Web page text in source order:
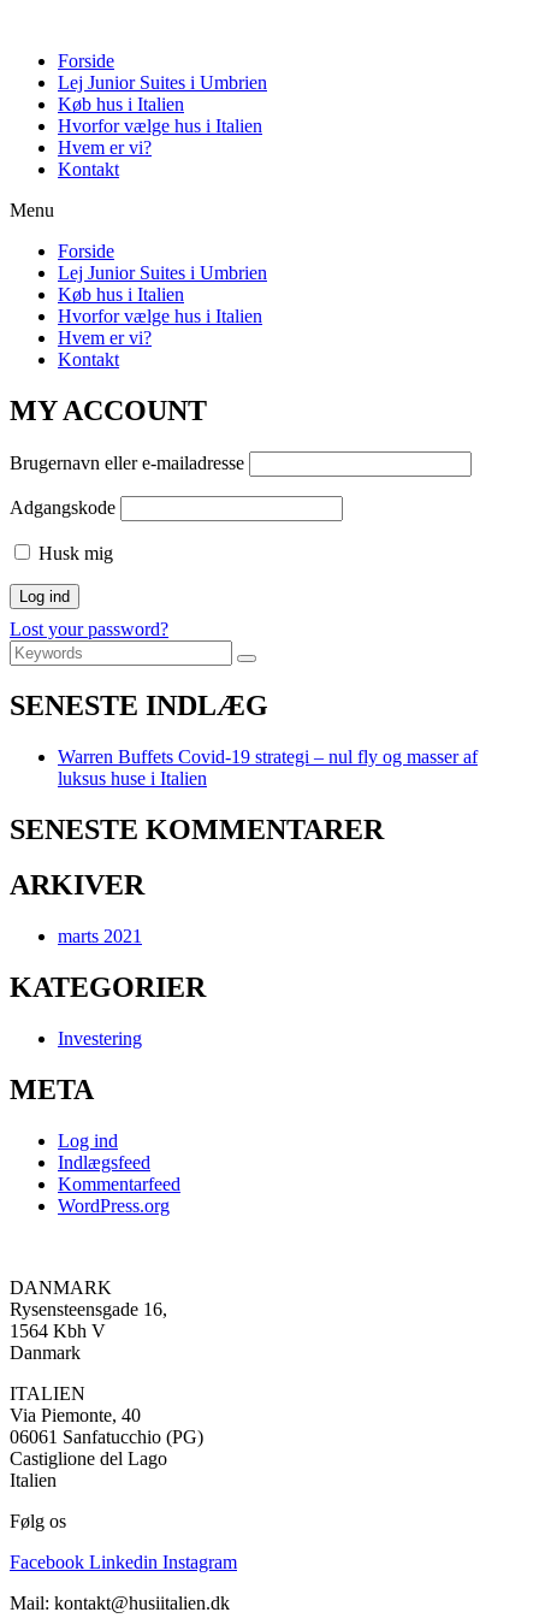
Forside
Lej Junior Suites i Umbrien
Køb hus i Italien
Hvorfor vælge hus i Italien
Hvem er vi?
Kontakt
Menu
Forside
Lej Junior Suites i Umbrien
Køb hus i Italien
Hvorfor vælge hus i Italien
Hvem er vi?
Kontakt
MY ACCOUNT
Brugernavn eller e-mailadresse
Adgangskode
Husk mig
Lost your password?
Search
for:
Search
SENESTE INDLÆG
Warren Buffets Covid-19 strategi – nul fly og masser af
luksus huse i Italien
SENESTE KOMMENTARER
ARKIVER
marts 2021
KATEGORIER
Investering
META
Log ind
Indlægsfeed
Kommentarfeed
WordPress.org
DANMARK
Rysensteensgade 16,
1564 Kbh V
Danmark
ITALIEN
Via Piemonte, 40
06061 Sanfatucchio (PG)
Castiglione del Lago
Italien
Følg os
Facebook Linkedin Instagram
Mail: kontakt@husiitalien.dk